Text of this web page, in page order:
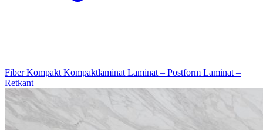
Fiber Kompakt Kompaktlaminat Laminat – Postform Laminat –
Retkant